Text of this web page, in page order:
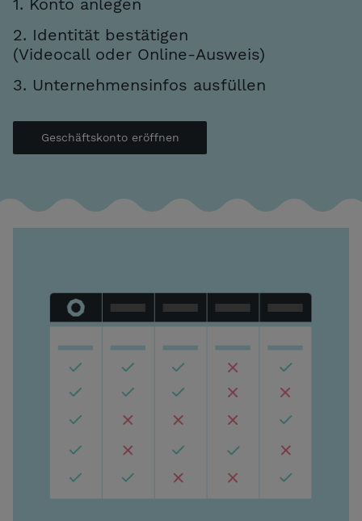
2. Identität bestätigen
(Videocall oder Online-Ausweis)
3. Unternehmensinfos ausfüllen
Geschäftskonto eröffnen